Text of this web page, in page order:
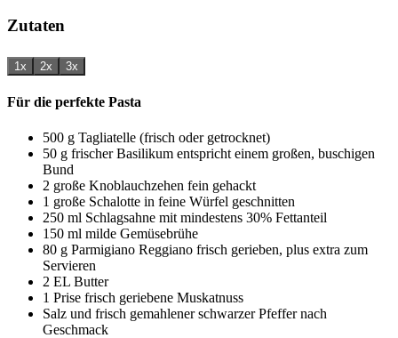
Zutaten
1x 2x 3x
Für die perfekte Pasta
500 g Tagliatelle (frisch oder getrocknet)
50 g frischer Basilikum entspricht einem großen, buschigen
Bund
2 große Knoblauchzehen fein gehackt
1 große Schalotte in feine Würfel geschnitten
250 ml Schlagsahne mit mindestens 30% Fettanteil
150 ml milde Gemüsebrühe
80 g Parmigiano Reggiano frisch gerieben, plus extra zum
Servieren
2 EL Butter
1 Prise frisch geriebene Muskatnuss
Salz und frisch gemahlener schwarzer Pfeffer nach
Geschmack